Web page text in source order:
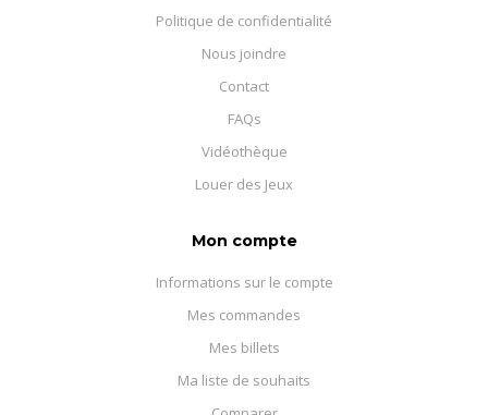
Politique de confidentialité
Nous joindre
Contact
FAQs
Vidéothèque
Louer des Jeux
Mon compte
Informations sur le compte
Mes commandes
Mes billets
Ma liste de souhaits